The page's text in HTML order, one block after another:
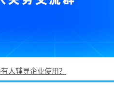
人辅导企业使用？